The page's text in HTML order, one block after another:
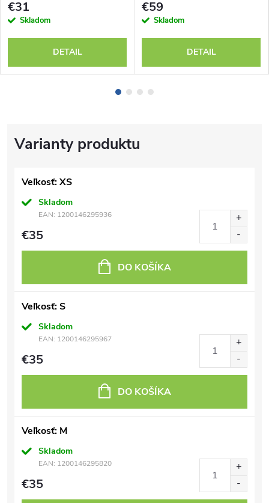
Veľkosť: XS
Skladom
EAN: 1200146295936
€35
DO KOŠÍKA
Veľkosť: S
Skladom
EAN: 1200146295967
€35
DO KOŠÍKA
Veľkosť: M
Skladom
EAN: 1200146295820
€35
€31
Skladom
DETAIL
€59
Skladom
DETAIL